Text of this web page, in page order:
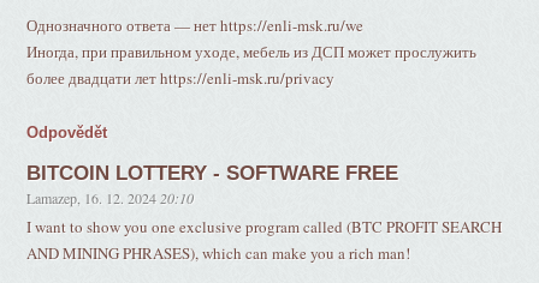
Однозначного ответа — нет https://enli-msk.ru/we
Иногда, при правильном уходе, мебель из ДСП может прослужить
более двадцати лет https://enli-msk.ru/privacy
Odpovědět
BITCOIN LOTTERY - SOFTWARE FREE
Lamazep 16. 12. 2024 20:10
I want to show you one exclusive program called (BTC PROFIT SEARCH
AND MINING PHRASES), which can make you a rich man!